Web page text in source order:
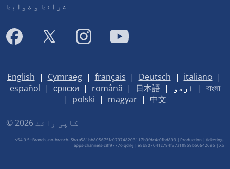
شرائط و ضوابط
English | Cymraeg| français | Deutsch | italiano |
español | српски | română | 日本語 | اردو | বাংলা
| polski | magyar | 中文
© کاپی رائٹ 2026
v54.9.5+Branch.-no-branch-.Sha.a581bb805675fa079748203117b9fdc4c0fbd893 | Production | ticketing-
apps-channels-c8f9777c-qdrkj | e8b807041c794f37a1ff859b506426e5 | XS